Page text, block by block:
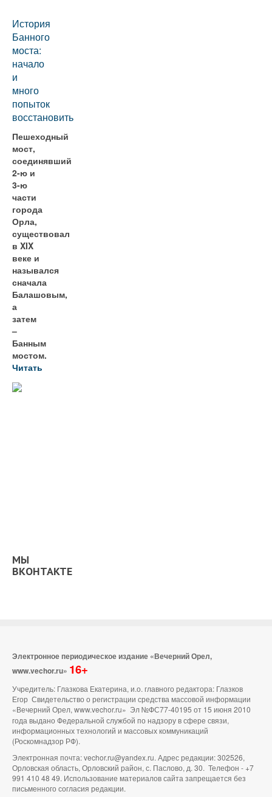
История
Банного
моста:
начало
и
много
попыток
восстановить
Пешеходный
мост,
соединявший
2-ю и
3-ю
части
города
Орла,
существовал
в XIX
веке и
назывался
сначала
Балашовым,
а
затем
–
Банным
мостом.
Читать
МЫ
ВКОНТАКТЕ
Электронное периодическое издание «Вечерний Орел,
www.vechor.ru» 16+
Учредитель: Глазкова Екатерина, и.о. главного редактора: Глазков
Егор Свидетельство о регистрации средства массовой информации
«Вечерний Орел, www.vechor.ru» Эл №ФС77-40195 от 15 июня 2010
года выдано Федеральной службой по надзору в сфере связи,
информационных технологий и массовых коммуникаций
(Роскомнадзор РФ).
Электронная почта: vechor.ru@yandex.ru. Адрес редакции: 302526,
Орловская область, Орловский район, с. Паслово, д. 30. Телефон - +7
991 410 48 49. Использование материалов сайта запрещается без
письменного согласия редакции.